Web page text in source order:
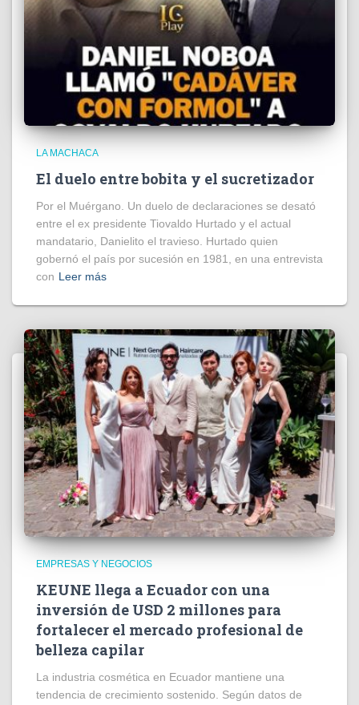
LA MACHACA
El duelo entre bobita y el sucretizador
Por el Muérgano. Un duelo de declaraciones se desató
entre el ex presidente Tiovaldo Hurtado y el actual
mandatario, Danielito el travieso. Hurtado quien
gobernó el país por sucesión en 1981, en una entrevista
con Leer más
EMPRESAS Y NEGOCIOS
KEUNE llega a Ecuador con una
inversión de USD 2 millones para
fortalecer el mercado profesional de
belleza capilar
La industria cosmética en Ecuador mantiene una
tendencia de crecimiento sostenido. Según datos de